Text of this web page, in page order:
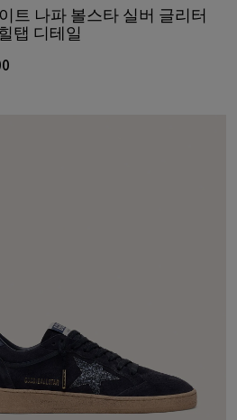
트 나파 볼스타 실버 글리터
탭 디테일